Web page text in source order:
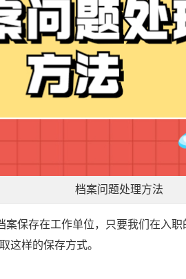
档案问题处理方法
案保存在工作单位，只要我们在入
这样的保存方式。